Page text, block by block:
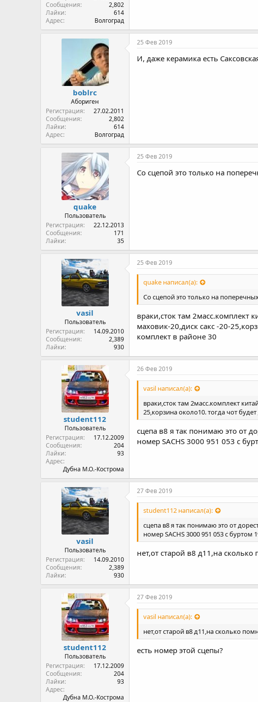
Сообщения
2,802
Лайки
614
Адрес
Волгоград
boblrc
Абориген
Регистрация
27.02.2011
Сообщения
2,802
Лайки
614
Адрес
Волгоград
25 Фев 2019
И, даже керамика есть
quake
Пользователь
Регистрация
22.12.2013
Сообщения
171
Лайки
35
25 Фев 2019
Со сцепой это только на
vasil
Пользователь
Регистрация
14.09.2010
Сообщения
2,389
Лайки
930
25 Фев 2019
quake написал(а):
Со сцепой это только на
враки,сток там 2масс.комплект
маховик-20,диск сакс -20-
комплект в районе 30
student112
Пользователь
Регистрация
17.12.2009
Сообщения
204
Лайки
93
Адрес
Дубна М.О.-Кострома
26 Фев 2019
vasil написал(а):
враки,сток там 2масс.комплект
25,корзина около10. тогда чот
сцепа в8 я так понимаю это от
номер SACHS 3000 951 053 с
vasil
Пользователь
Регистрация
14.09.2010
Сообщения
2,389
Лайки
930
27 Фев 2019
student112 написал(а):
сцепа в8 я так понимаю это от
номер SACHS 3000 951 053 с
нет,от старой в8 д11,на
student112
Пользователь
Регистрация
17.12.2009
Сообщения
204
Лайки
93
Адрес
Дубна М.О.-Кострома
27 Фев 2019
vasil написал(а):
нет,от старой в8 д11,на сколько
есть номер этой сцепы?